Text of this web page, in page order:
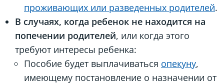
проживающих или разведенных родителей.
В случаях, когда ребенок не находится на
попечении родителей, или когда этого
требуют интересы ребенка:
Пособие будет выплачиваться опекуну,
имеющему постановление о назначении от